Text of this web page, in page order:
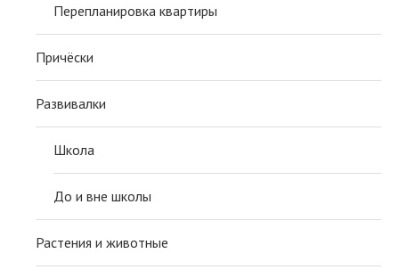
Перепланировка квартиры
Причёски
Развивалки
Школа
До и вне школы
Растения и животные